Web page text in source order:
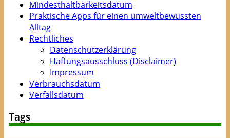
Mindesthaltbarkeitsdatum
Praktische Apps für einen umweltbewussten
Alltag
Rechtliches
Datenschutzerklärung
Haftungsausschluss (Disclaimer)
Impressum
Verbrauchsdatum
Verfallsdatum
Tags